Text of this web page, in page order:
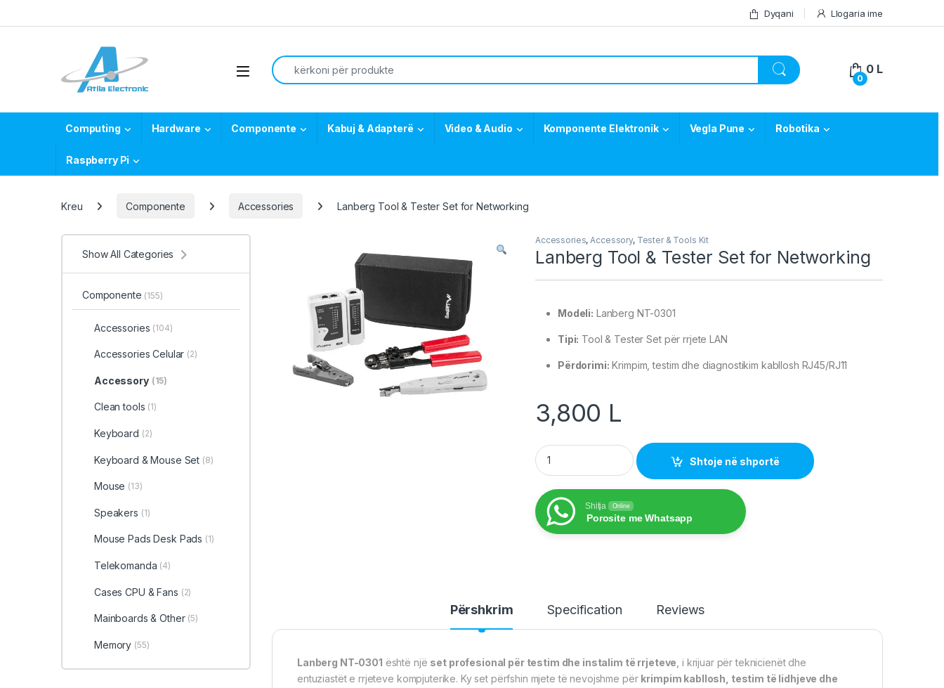
Dyqani Llogaria ime
Open
Search for:
0
0 L
Computing Hardware Componente Kabuj & Adapterë Video & Audio Komponente Elektronik Vegla Pune Robotika
Raspberry Pi
Kreu Componente Accessories Lanberg Tool & Tester Set for Networking
Accessories,Accessory, Tester & Tools Kit
Lanberg Tool & Tester Set for Networking
Modeli: Lanberg NT-0301
Tipi: Tool & Tester Set për rrjete LAN
Përdorimi: Krimpim, testim dhe diagnostikim kabllosh RJ45/RJ11
3,800 L
Lanberg Tool & Tester Set for Networking quantity
Shtoje në shportë
Shitja Online
Porosite me Whatsapp
Përshkrim Specification Reviews
Lanberg NT-0301 është një set profesional për testim dhe instalim të rrjeteve, i krijuar për teknicienët dhe
entuziastët e rrjeteve kompjuterike. Ky set përfshin mjete të nevojshme për krimpim kabllosh, testim të lidhjeve dhe
Show All Categories
Componente (155)
Accessories (104)
Accessories Celular (2)
Accessory (15)
Clean tools (1)
Keyboard (2)
Keyboard & Mouse Set (8)
Mouse (13)
Speakers (1)
Mouse Pads Desk Pads (1)
Telekomanda (4)
Cases CPU & Fans (2)
Mainboards & Other (5)
Memory (55)